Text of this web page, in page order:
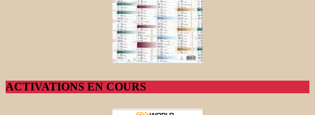
ACTIVATIONS EN COURS